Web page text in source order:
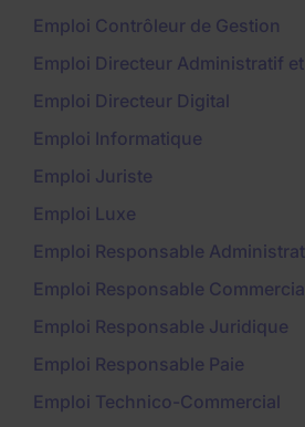
Emploi Contrôleur de Gestion
Emploi Directeur Administratif
Emploi Directeur Digital
Emploi Informatique
Emploi Juriste
Emploi Luxe
Emploi Responsable
Emploi Responsable
Emploi Responsable Juridique
Emploi Responsable Paie
Emploi Technico-Commercial